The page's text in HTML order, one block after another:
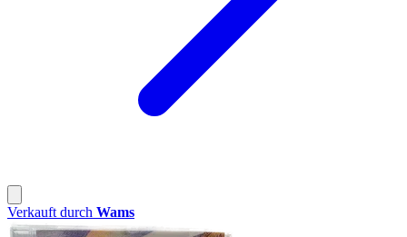
Verkauft durch Wams